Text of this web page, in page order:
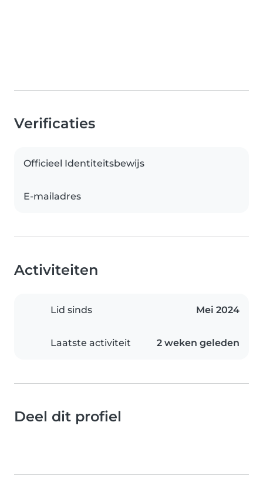
Verificaties
Officieel Identiteitsbewijs
E-mailadres
Activiteiten
Lid sinds Mei 2024
Laatste activiteit 2 weken geleden
Deel dit profiel